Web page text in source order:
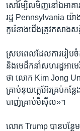
សៅរ៍​ម្សិលមិញ​នៅ​ឯ​អាគា
រដ្ឋ Pennsylvania យ៉ា
កូរ៉េ​ខាង​ជើង​ត្រូវ​កសាង​
ស្រប​ពេល​ដែល​ការ​រៀបចំ​ក
និង​មេដឹកនាំ​សហរដ្ឋ​អាម
ថា លោក Kim Jong
គ្រាប់​នុយក្លេអ៊ែរ​គ្រប់​ក
បាញ់​គ្រាប់​មីស៊ីល»។
លោក Trump បាន​បន្ថ